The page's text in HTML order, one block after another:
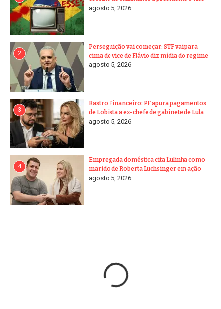
agosto 5, 2026
2
Perseguição vai começar: STF vai para
cima de vice de Flávio diz mídia do regime
agosto 5, 2026
3
Rastro Financeiro: PF apura pagamentos
de Lobista a ex-chefe de gabinete de Lula
agosto 5, 2026
4
Empregada doméstica cita Lulinha como
marido de Roberta Luchsinger em ação
agosto 5, 2026